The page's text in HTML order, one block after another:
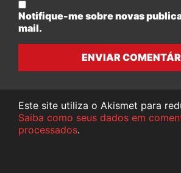
Notifique-me sobre novas
mail.
ENVIAR
Este site utiliza o Akismet para
Saiba como seus dados em
processados.